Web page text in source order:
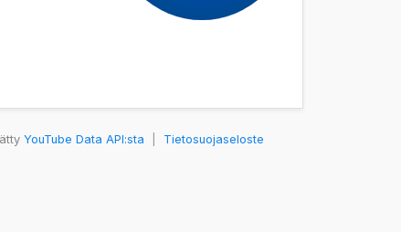
YouTube Data API:sta Tietosuojaseloste